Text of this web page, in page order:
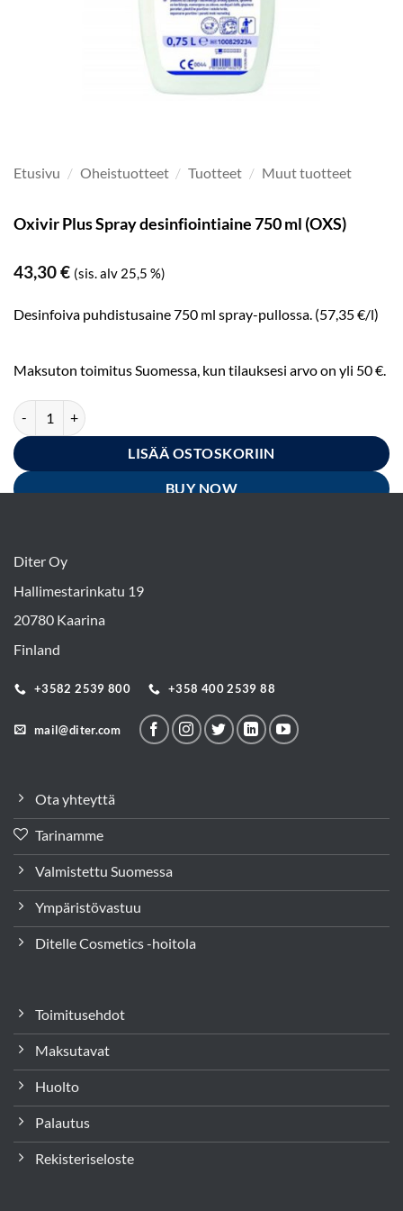
Etusivu / Oheistuotteet / Tuotteet / Muut tuotteet
Oxivir Plus Spray desinfiointiaine 750 ml (OXS)
43,30€ (sis. alv 25,5 %)
Desinfoiva puhdistusaine 750 ml spray-pullossa. (57,35 €/l)
Maksuton toimitus Suomessa, kun tilauksesi arvo on yli 50 €.
Oxivir Plus Spray desinfiointiaine 750 ml (OXS) määrä
LISÄÄ OSTOSKORIIN
BUY NOW
Diter Oy
Hallimestarinkatu 19
20780 Kaarina
Finland
+3582 2539 800 +358 400 2539 88
mail@diter.com
Ota yhteyttä
Tarinamme
Valmistettu Suomessa
Ympäristövastuu
Ditelle Cosmetics -hoitola
Toimitusehdot
Maksutavat
Huolto
Palautus
Rekisteriseloste